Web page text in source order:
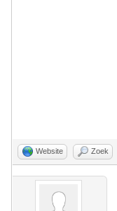
Website Zoek